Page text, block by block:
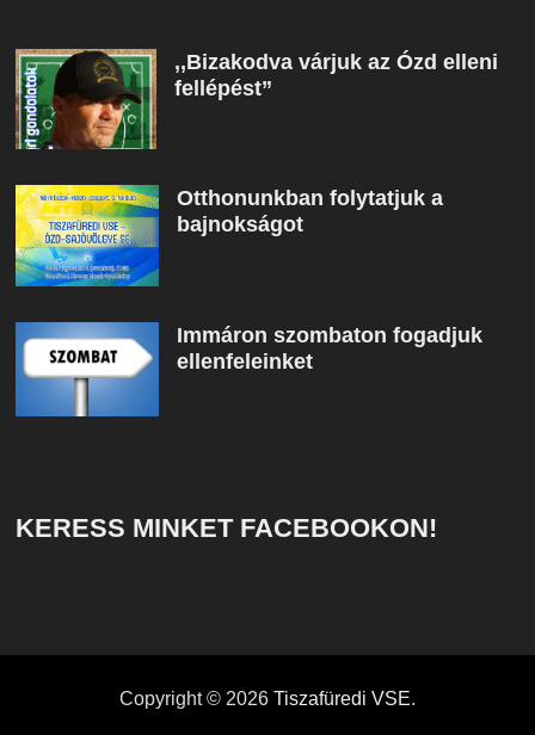
,,Bizakodva várjuk az Ózd elleni
fellépést”
Otthonunkban folytatjuk a
bajnokságot
Immáron szombaton fogadjuk
ellenfeleinket
KERESS MINKET FACEBOOKON!
Copyright © 2026 Tiszafüredi VSE.